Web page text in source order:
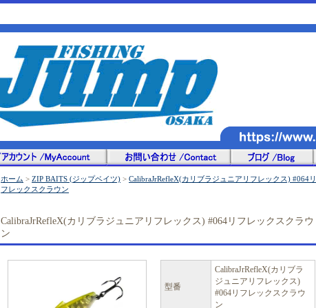
ホーム > ZIP BAITS (ジップベイツ) > CalibraJrRefleX(カリブラジュニアリフレックス) #064リ
フレックスクラウン
CalibraJrRefleX(カリブラジュニアリフレックス) #064リフレックスクラウ
ン
型番
CalibraJrRefleX(カリブラ
ジュニアリフレックス)
#064リフレックスクラウ
ン